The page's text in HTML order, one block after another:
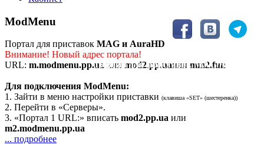
Портал для приставок MAG/AuraHD
ModMenu
Портал для приставок MAG и AuraHD
Внимание! Новый адрес портала!
URL: m.modmenu.pp.ua или mod2.pp.uaили mm2.fun
Для подключения ModMenu:
1. Зайти в меню настройки приставки (клавиша «SET» (шестеренка))
2. Перейти в «Серверы».
3. «Портал 1 URL:» вписать mod2.pp.ua или
m2.modmenu.pp.ua
... подробнее